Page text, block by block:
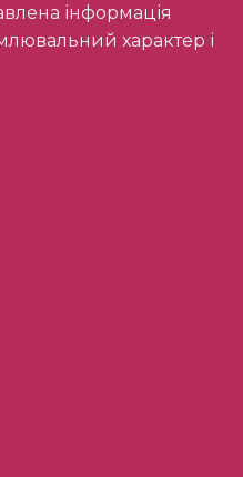
інформація
характер і